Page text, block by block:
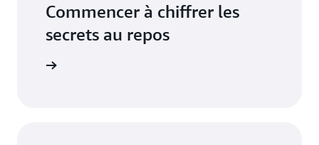
Commencer à chiffrer les
secrets au repos